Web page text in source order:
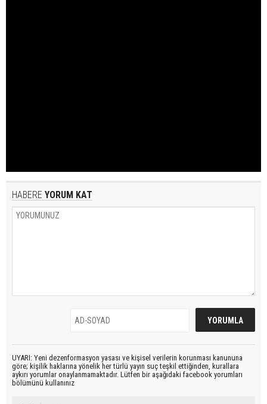
HABERE YORUM KAT
UYARI: Yeni dezenformasyon yasası ve kişisel verilerin korunması kanununa
göre; kişilik haklarına yönelik her türlü yayın suç teşkil ettiğinden, kurallara
aykırı yorumlar onaylanmamaktadır. Lütfen bir aşağıdaki facebook yorumları
bölümünü kullanınız